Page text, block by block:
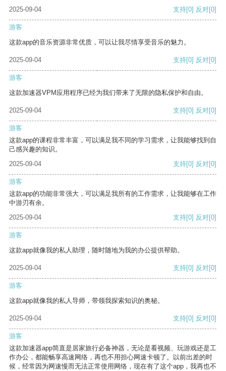
2025-09-04
支持[0] 反对[0]
游客
这款app的音乐资源非常优质，可以让我尽情享受音乐的魅力。
2025-09-04 支持[0] 反对[0]
游客
这款加速器VPM应用程序已经为我们带来了无限的隐私保护和自由。
2025-09-04 支持[0] 反对[0]
游客
这款app的课程非常丰富，可以满足我不同的学习需求，让我能够找到自
己感兴趣的知识。
2025-09-04
支持[0] 反对[0]
游客
这款app的功能非常强大，可以满足我所有的工作需求，让我能够在工作
中游刃有余。
2025-09-04
支持[0] 反对[0]
游客
这款app就像我的私人助理，随时随地为我的办公提供帮助。
2025-09-04 支持[0] 反对[0]
游客
这款app就像我的私人导师，带领我探索知识的奥秘。
2025-09-04 支持[0] 反对[0]
游客
这款加速器app简直是居家旅行必备神器，无论是看视频、玩游戏还是工
作办公，都能畅享高速网络，再也不用担心网速卡顿了。以前出差的时
候，经常因为网速慢而无法正常使用网络，现在有了这个app，我再也不